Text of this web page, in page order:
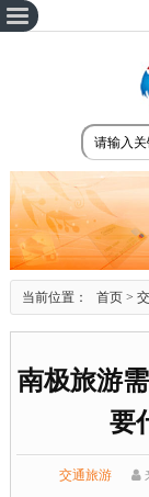
当前位置： 首页>
南极旅游
要
交通旅游